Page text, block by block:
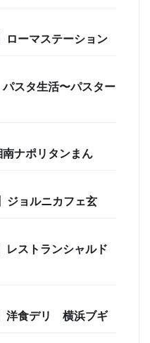
ローマステーション
パスタ生活〜パスター
南ナポリタンまん
ジョルニカフェ玄
レストランシャルド
洋食デリ 横浜ブギ